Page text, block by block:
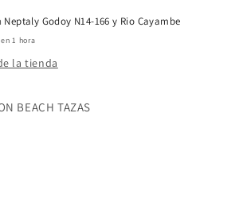
Neptaly Godoy N14-166 y Rio Cayambe
1 hora
la tienda
BEACH TAZAS